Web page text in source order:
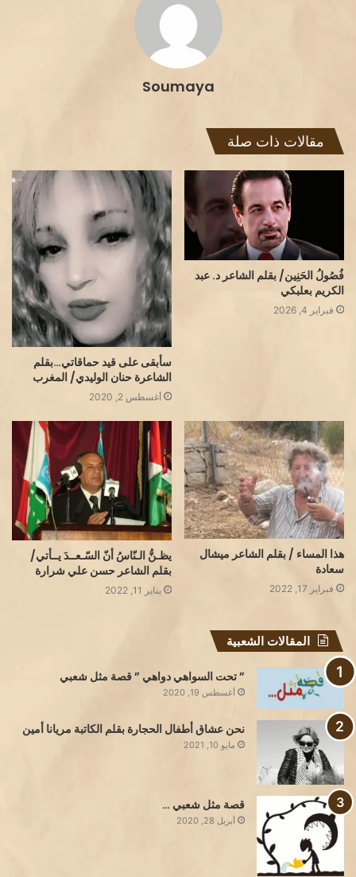
Soumaya
مقالات ذات صلة
فُصُولُ الحَنِين/ بقلم الشاعر د. عبد
الكريم بعلبكي
فبراير 4, 2026
سأبقى على قيد حماقاتي…بقلم
الشاعرة حنان الوليدي/ المغرب
أغسطس 2, 2020
هذا المساء / بقلم الشاعر ميشال
سعادة
فبراير 17, 2022
يظـنُّ الـنّاسُ أنّ السّـعــدَ يــأتي/
بقلم الشاعر حسن علي شرارة
يناير 11, 2022
المقالات الشعبية
” تحت السواهي دواهي ” قصة مثل شعبي
أغسطس 19, 2020
نحن عشاق أطفال الحجارة بقلم الكاتبة مريانا أمين
مايو 10, 2021
قصة مثل شعبي …
أبريل 28, 2020